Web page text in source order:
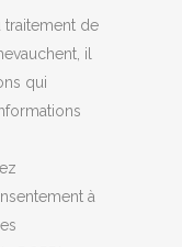
traitement de
il
qui
à